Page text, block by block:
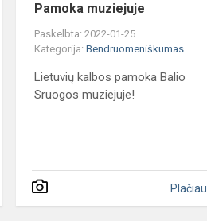
Pamoka muziejuje
Paskelbta: 2022-01-25
Kategorija:Bendruomeniškumas
Lietuvių kalbos pamoka Balio
Sruogos muziejuje!
Plačiau